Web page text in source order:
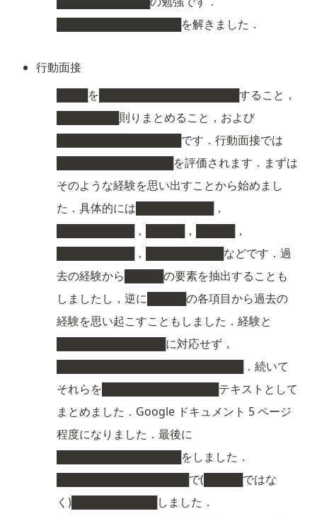
████████████████を解きました．
行動面接
████を██████████████████すること，
████████則りまとめること，および
████████████████です．行動面接では
███████████████を評価されます．まずは
そのような経験を思い出すことから始めまし
た．具体的には██████████，
██████████，█████，█████，
██████████，██████████などです．過
去の経験から█████の要素を抽出することも
しましたし，逆に█████の各項目から過去の
経験を思い起こすこともしました．経験と
██████████████に対応せず，
████████████████████████．続いて
それらを███████████████テキストとして
まとめました．Google ドキュメント 5 ページ
程度になりました．最後に
████████████████をしました．
█████████████████で(█████ではな
く)███████████しました．